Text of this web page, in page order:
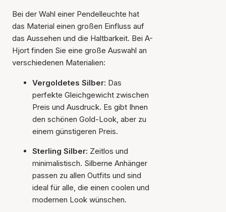
Bei der Wahl einer Pendelleuchte hat
das Material einen großen Einfluss auf
das Aussehen und die Haltbarkeit. Bei A-
Hjort finden Sie eine große Auswahl an
verschiedenen Materialien:
Vergoldetes Silber: Das
perfekte Gleichgewicht zwischen
Preis und Ausdruck. Es gibt Ihnen
den schönen Gold-Look, aber zu
einem günstigeren Preis.
Sterling Silber: Zeitlos und
minimalistisch. Silberne Anhänger
passen zu allen Outfits und sind
ideal für alle, die einen coolen und
modernen Look wünschen.